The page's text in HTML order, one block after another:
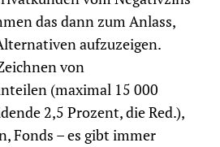
das dann zum Anlass,
aufzuzeigen.
von
(maximal 15 000
2,5 Prozent, die Red.),
Fonds – es gibt immer